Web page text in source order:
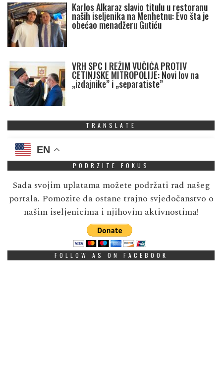
Karlos Alkaraz slavio titulu u restoranu
naših iseljenika na Menhetnu: Evo šta je
obećao menadžeru Gutiću
VRH SPC I REŽIM VUČIĆA PROTIV
CETINJSKE MITROPOLIJE: Novi lov na
„izdajnike” i „separatiste”
TRANSLATE
EN
PODRZITE FOKUS
Sada svojim uplatama možete podržati rad našeg
portala. Pomozite da ostane trajno svjedočanstvo o
našim iseljenicima i njihovim aktivnostima!
FOLLOW AS ON FACEBOOK